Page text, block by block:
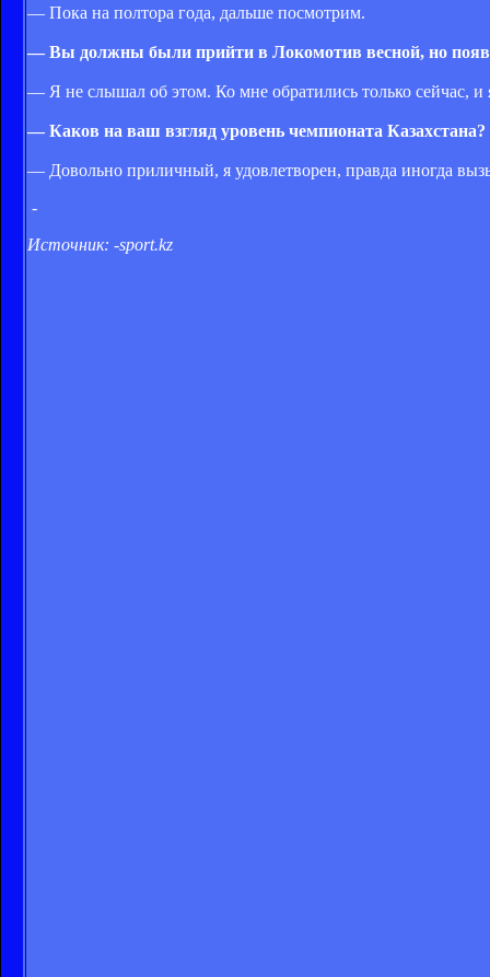
— Пока на полтора года, дальше посмотрим.
— Вы должны были прийти в Локомотив весной, но
— Я не слышал об этом. Ко мне обратились только сейчас, и
— Каков на ваш взгляд уровень чемпионата Казахстана?
— Довольно приличный, я удовлетворен, правда иногда
-
Источник: -sport.kz